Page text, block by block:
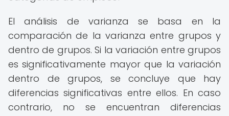
El análisis de varianza se basa en la
comparación de la varianza entre grupos y
dentro de grupos. Si la variación entre grupos
es significativamente mayor que la variación
dentro de grupos, se concluye que hay
diferencias significativas entre ellos. En caso
contrario, no se encuentran diferencias